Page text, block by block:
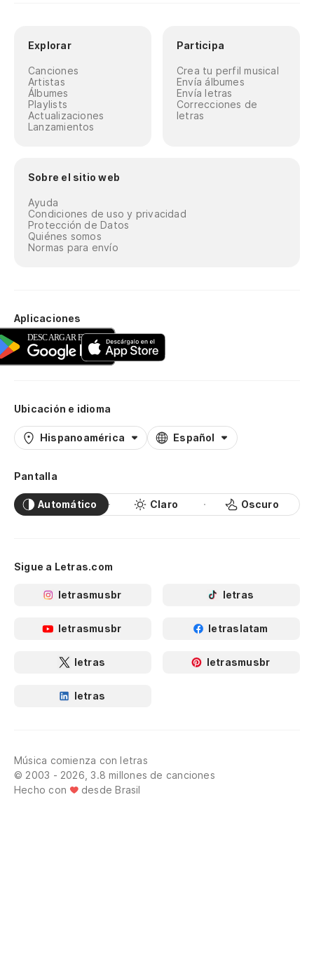
Explorar
Canciones
Artistas
Álbumes
Playlists
Actualizaciones
Lanzamientos
Participa
Crea tu perfil musical
Envía álbumes
Envía letras
Correcciones de
letras
Sobre el sitio web
Ayuda
Condiciones de uso y privacidad
Protección de Datos
Quiénes somos
Normas para envío
Aplicaciones
Ubicación e idioma
Hispanoamérica Español
Pantalla
Automático Claro Oscuro
Sigue a Letras.com
letrasmusbr letras
letrasmusbr letraslatam
letras letrasmusbr
letras
Música comienza con letras
© 2003 - 2026, 3.8 millones de canciones
Hecho con
desde Brasil